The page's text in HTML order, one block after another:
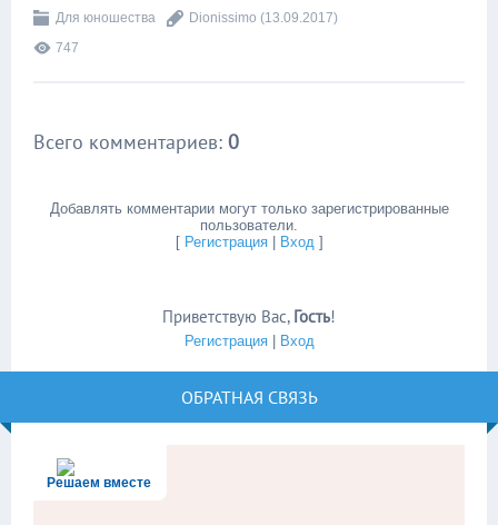
Для юношества Dionissimo (13.09.2017)
747
Всего комментариев: 0
Добавлять комментарии могут только зарегистрированные
пользователи.
[ Регистрация| Вход]
Приветствую Вас, Гость!
Регистрация| Вход
ОБРАТНАЯ СВЯЗЬ
Решаем вместе